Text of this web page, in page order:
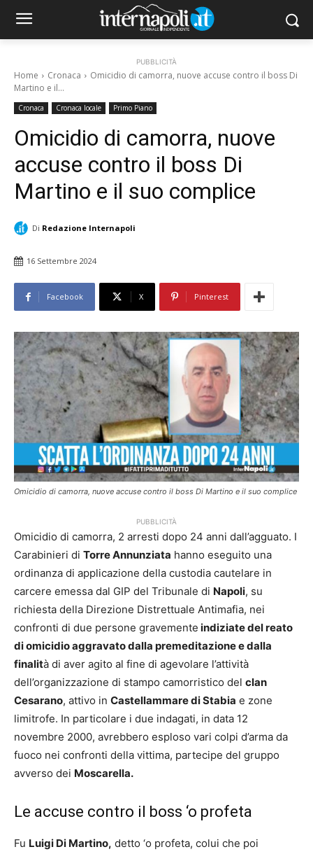
PUBBLICITÀ
Home Cronaca
Omicidio di camorra, nuove accuse contro il boss Di
Martino e il...
Cronaca Cronaca locale Primo Piano
Omicidio di camorra, nuove
accuse contro il boss Di
Martino e il suo complice
Di Redazione Internapoli
16 Settembre 2024
Facebook X Pinterest
Omicidio di camorra, nuove accuse contro il boss Di Martino e il suo complice
PUBBLICITÀ
Omicidio di camorra, 2 arresti dopo 24 anni dall’agguato. I
Carabinieri di Torre Annunziata hanno eseguito una
ordinanza di applicazione della custodia cautelare in
carcere emessa dal GIP del Tribunale di Napoli, su
richiesta della Direzione Distrettuale Antimafia, nei
confronti di due persone gravemente indiziate del reato
di omicidio aggravato dalla premeditazione e dalla
finalità di aver agito al fine di agevolare l’attività
dell’organizzazione di stampo camorristico del clan
Cesarano, attivo in Castellammare di Stabia e zone
limitrofe. In particolare i due indagati, in data 12
novembre 2000, avrebbero esploso vari colpi d’arma da
fuoco nei confronti della vittima, partecipe del gruppo
avverso dei Moscarella.
Le accuse contro il boss ‘o profeta
Fu Luigi Di Martino, detto ‘o profeta, colui che poi